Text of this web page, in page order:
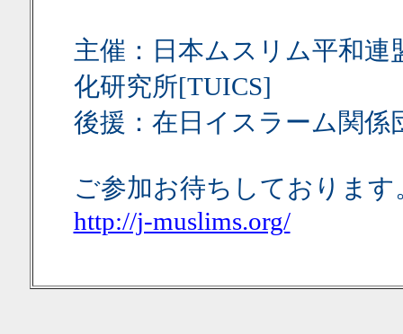
主催：日本ムスリム平和連
化研究所[TUICS]
後援：在日イスラーム関係
ご参加お待ちしております
http://j-muslims.org/